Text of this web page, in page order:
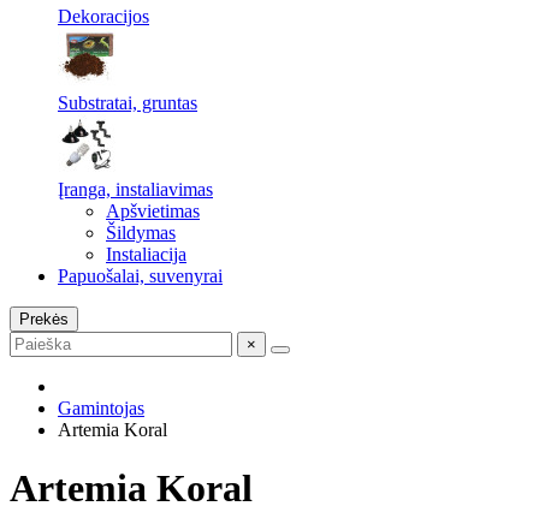
Dekoracijos
Substratai, gruntas
Įranga, instaliavimas
Apšvietimas
Šildymas
Instaliacija
Papuošalai, suvenyrai
Prekės
×
Gamintojas
Artemia Koral
Artemia Koral